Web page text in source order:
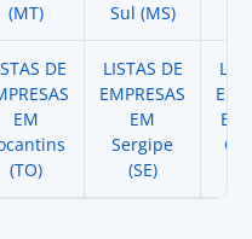
(MT)
Sul (MS)
DE
EM
(TO)
LISTAS DE
EMPRESAS
EM
Sergipe
(SE)
EM